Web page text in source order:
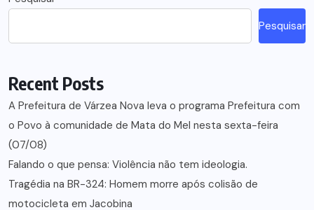
posts
Pesquisar
Recent Posts
A Prefeitura de Várzea Nova leva o programa Prefeitura com
o Povo à comunidade de Mata do Mel nesta sexta-feira
(07/08)
Falando o que pensa: Violência não tem ideologia.
Tragédia na BR-324: Homem morre após colisão de
motocicleta em Jacobina